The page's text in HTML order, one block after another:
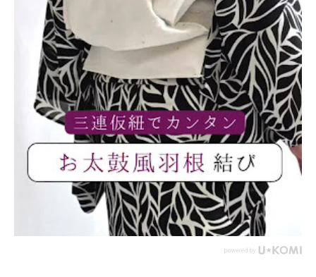
ABOUT
INFORMATION